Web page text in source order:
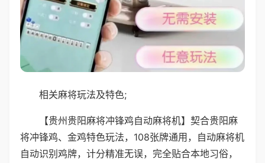
相关麻将玩法及特色;
【贵州贵阳麻将冲锋鸡自动麻将机】契合贵阳麻
将冲锋鸡、金鸡特色玩法，108张牌通用，自动麻将机
自动识别鸡牌，计分精准无误，完全贴合本地习俗，